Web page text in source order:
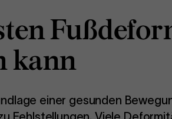
kann
einer gesunden